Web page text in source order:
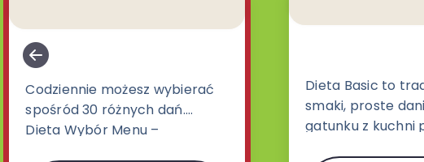
Codziennie możesz wybierać
spośród 30 różnych dań.
Dieta Wybór Menu –
Dieta Basic to
smaki, proste
gatunku z kuchni